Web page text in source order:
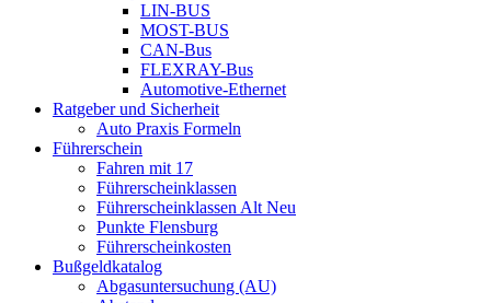
LIN-BUS
MOST-BUS
CAN-Bus
FLEXRAY-Bus
Automotive-Ethernet
Ratgeber und Sicherheit
Auto Praxis Formeln
Führerschein
Fahren mit 17
Führerscheinklassen
Führerscheinklassen Alt Neu
Punkte Flensburg
Führerscheinkosten
Bußgeldkatalog
Abgasuntersuchung (AU)